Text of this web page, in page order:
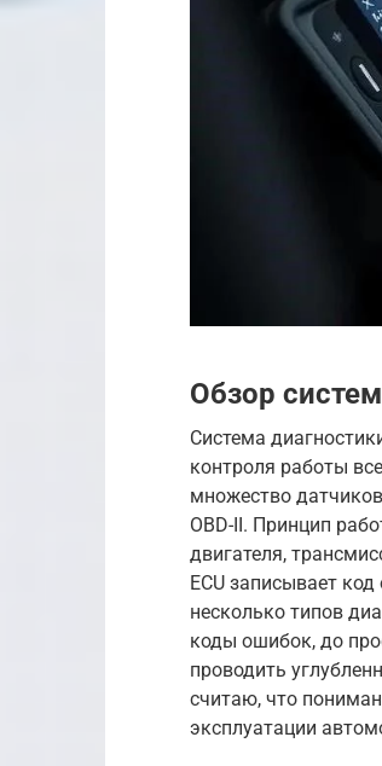
Обзор
Система
контроля работы
множество
OBD-II. Принцип
двигателя,
ECU записывает
несколько типов
коды ошибок, до
проводить
считаю, что
эксплуатации